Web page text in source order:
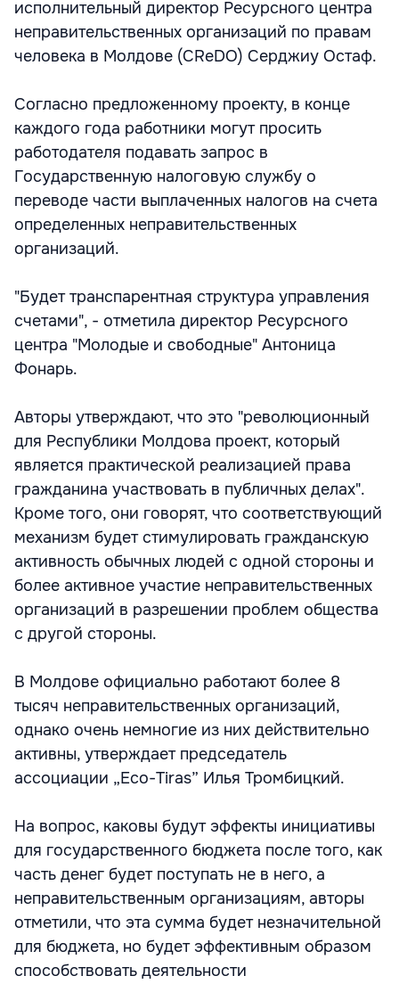
исполнительный директор Ресурсного центра
неправительственных организаций по правам
человека в Молдове (CReDO) Серджиу Остаф.
Согласно предложенному проекту, в конце
каждого года работники могут просить
работодателя подавать запрос в
Государственную налоговую службу о
переводе части выплаченных налогов на счета
определенных неправительственных
организаций.
"Будет транспарентная структура управления
счетами", - отметила директор Ресурсного
центра "Молодые и свободные" Антоница
Фонарь.
Авторы утверждают, что это "революционный
для Республики Молдова проект, который
является практической реализацией права
гражданина участвовать в публичных делах".
Кроме того, они говорят, что соответствующий
механизм будет стимулировать гражданскую
активность обычных людей с одной стороны и
более активное участие неправительственных
организаций в разрешении проблем общества
с другой стороны.
В Молдове официально работают более 8
тысяч неправительственных организаций,
однако очень немногие из них действительно
активны, утверждает председатель
ассоциации „Eco-Tiras” Илья Тромбицкий.
На вопрос, каковы будут эффекты инициативы
для государственного бюджета после того, как
часть денег будет поступать не в него, а
неправительственным организациям, авторы
отметили, что эта сумма будет незначительной
для бюджета, но будет эффективным образом
способствовать деятельности